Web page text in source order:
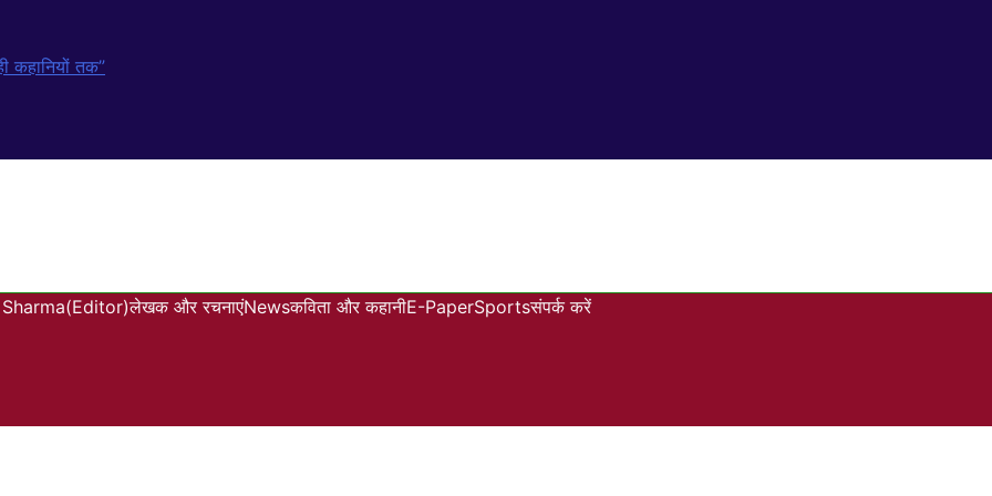
कहानियों तक”
लेखक और रचनाएंNewsकविता और कहानीE-PaperSportsसंपर्क करें